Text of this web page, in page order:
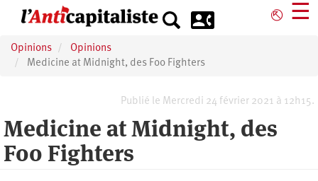
principal
⎋ ☰
Opinions
Opinions
Medicine at Midnight, des Foo Fighters
Publié le Mercredi 24 février 2021 à 12h15.
Medicine at Midnight, des
Foo Fighters